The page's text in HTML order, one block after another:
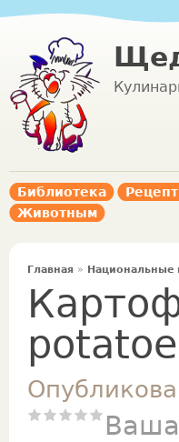
Библиотека
Животным
Главная » Национальные